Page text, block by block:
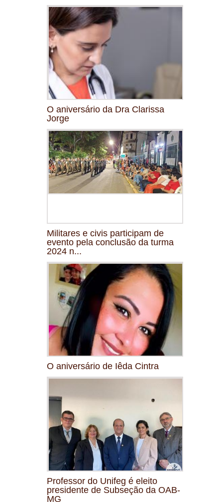
O aniversário da Dra Clarissa
Jorge
Militares e civis participam de
evento pela conclusão da turma
2024 n...
O aniversário de Iêda Cintra
Professor do Unifeg é eleito
presidente de Subseção da OAB-
MG